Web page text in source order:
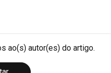
ao(s) autor(es) do artigo.